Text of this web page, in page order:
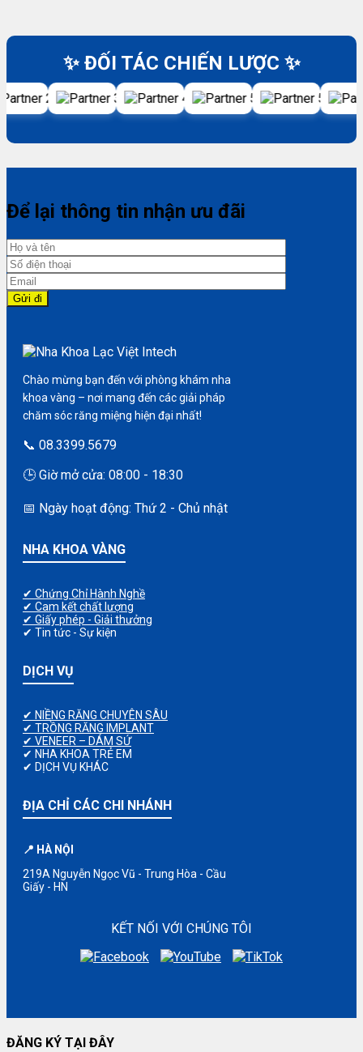
✨ ĐỐI TÁC CHIẾN LƯỢC ✨
Để lại thông tin nhận ưu đãi
Chào mừng bạn đến với phòng khám nha
khoa vàng – nơi mang đến các giải pháp
chăm sóc răng miệng hiện đại nhất!
📞 08.3399.5679
🕒 Giờ mở cửa: 08:00 - 18:30
📅 Ngày hoạt động: Thứ 2 - Chủ nhật
NHA KHOA VÀNG
✔ Chứng Chỉ Hành Nghề
✔ Cam kết chất lượng
✔ Giấy phép - Giải thưởng
✔ Tin tức - Sự kiện
DỊCH VỤ
✔ NIỀNG RĂNG CHUYÊN SÂU
✔ TRỒNG RĂNG IMPLANT
✔ VENEER – DÁM SỨ
✔ NHA KHOA TRẺ EM
✔ DỊCH VỤ KHÁC
ĐỊA CHỈ CÁC CHI NHÁNH
📍 HÀ NỘI
219A Nguyễn Ngọc Vũ - Trung Hòa - Cầu
Giấy - HN
KẾT NỐI VỚI CHÚNG TÔI
ĐĂNG KÝ TẠI ĐÂY